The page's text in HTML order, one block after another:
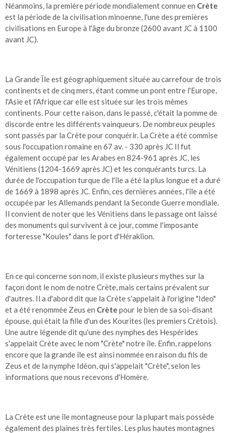
Néanmoins, la première période mondialement connue en Crète
est la période de la civilisation minoenne, l'une des premières
civilisations en Europe à l'âge du bronze (2600 avant JC à 1100
avant JC).
La Grande Île est géographiquement située au carrefour de trois
continents et de cinq mers, étant comme un pont entre l'Europe,
l'Asie et l'Afrique car elle est située sur les trois mêmes
continents. Pour cette raison, dans le passé, c'était la pomme de
discorde entre les différents vainqueurs. De nombreux peuples
sont passés par la Crète pour conquérir. La Crète a été commise
sous l'occupation romaine en 67 av. - 330 après JC Il fut
également occupé par les Arabes en 824-961 après JC, les
Vénitiens (1204-1669 après JC) et les conquérants turcs. La
durée de l'occupation turque de l'île a été la plus longue et a duré
de 1669 à 1898 après JC. Enfin, ces dernières années, l'île a été
occupée par les Allemands pendant la Seconde Guerre mondiale.
Il convient de noter que les Vénitiens dans le passage ont laissé
des monuments qui survivent à ce jour, comme l'imposante
forteresse "Koules" dans le port d'Héraklion.
En ce qui concerne son nom, il existe plusieurs mythes sur la
façon dont le nom de notre Crète, mais certains prévalent sur
d'autres. Il a d'abord dit que la Crète s'appelait à l'origine "Ideo"
et a été renommée Zeus en Crète pour le bien de sa soi-disant
épouse, qui était la fille d'un des Kourites (les premiers Crétois).
Une autre légende dit qu'une des nymphes des Hespérides
s'appelait Crète avec le nom "Crète" notre île. Enfin, rappelons
encore que la grande île est ainsi nommée en raison du fils de
Zeus et de la nymphe Idéon, qui s'appelait "Crète", selon les
informations que nous recevons d'Homère.
La Crète est une île montagneuse pour la plupart mais possède
également des plaines très fertiles. Les plus hautes montagnes